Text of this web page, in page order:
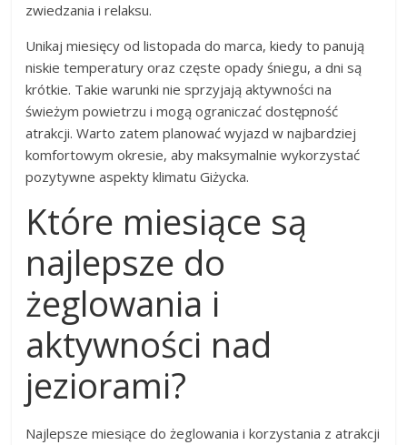
zwiedzania i relaksu.
Unikaj miesięcy od listopada do marca, kiedy to panują
niskie temperatury oraz częste opady śniegu, a dni są
krótkie. Takie warunki nie sprzyjają aktywności na
świeżym powietrzu i mogą ograniczać dostępność
atrakcji. Warto zatem planować wyjazd w najbardziej
komfortowym okresie, aby maksymalnie wykorzystać
pozytywne aspekty klimatu Giżycka.
Które miesiące są
najlepsze do
żeglowania i
aktywności nad
jeziorami?
Najlepsze miesiące do żeglowania i korzystania z atrakcji